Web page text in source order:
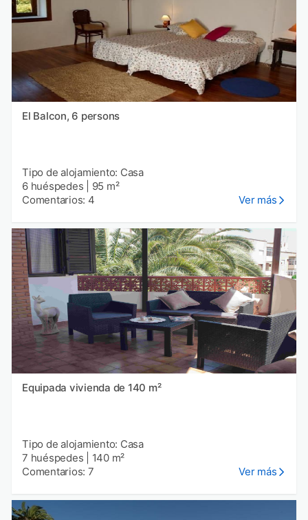
El Balcon, 6 persons
Tipo de alojamiento: Casa
6 huéspedes
95 m²
Comentarios: 4
Ver más
Equipada vivienda de 140 m²
Tipo de alojamiento: Casa
7 huéspedes
140 m²
Comentarios: 7
Ver más